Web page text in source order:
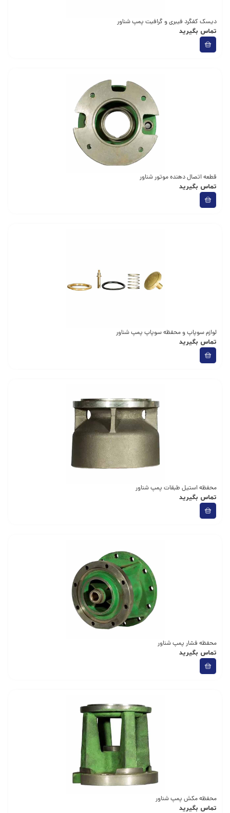
دیسک کفگرد فیبری و گرافیت پمپ شناور
تماس بگیرید
قطعه اتصال دهنده موتور شناور
تماس بگیرید
لوازم سوپاپ و محفظه سوپاپ پمپ شناور
تماس بگیرید
محفظه استیل طبقات پمپ شناور
تماس بگیرید
محفظه فشار پمپ شناور
تماس بگیرید
محفظه مکش پمپ شناور
تماس بگیرید